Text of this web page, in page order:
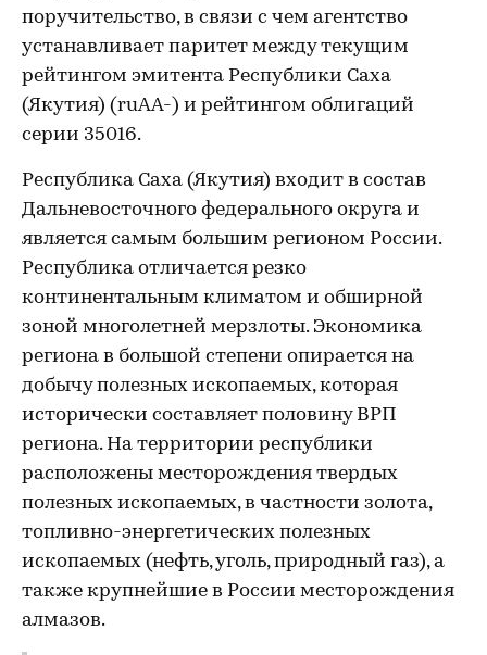
поручительство, в связи с чем агентство
устанавливает паритет между текущим
рейтингом эмитента Республики Саха
(Якутия) (ruАА-) и рейтингом облигаций
серии 35016.
Республика Саха (Якутия) входит в состав
Дальневосточного федерального округа и
является самым большим регионом России.
Республика отличается резко
континентальным климатом и обширной
зоной многолетней мерзлоты. Экономика
региона в большой степени опирается на
добычу полезных ископаемых, которая
исторически составляет половину ВРП
региона. На территории республики
расположены месторождения твердых
полезных ископаемых, в частности золота,
топливно-энергетических полезных
ископаемых (нефть, уголь, природный газ), а
также крупнейшие в России месторождения
алмазов.